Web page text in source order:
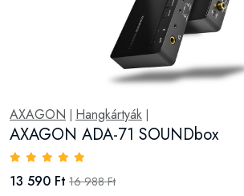
AXAGON Hangkártyák
AXAGON ADA-71 SOUNDbox
13 590 Ft 16 988 Ft